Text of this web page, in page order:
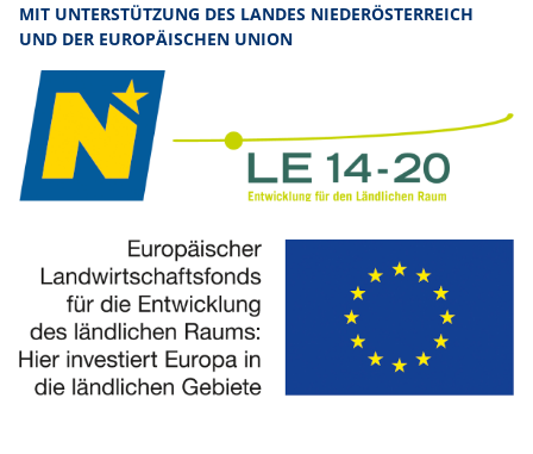
MIT UNTERSTÜTZUNG DES LANDES NIEDERÖSTERREICH
UND DER EUROPÄISCHEN UNION